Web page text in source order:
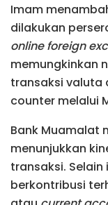
Imam
dilakukan
online foreign
memungkinkan
transaksi valuta
counter melalui
Bank Muamalat
menunjukkan
transaksi. Selain
berkontribusi